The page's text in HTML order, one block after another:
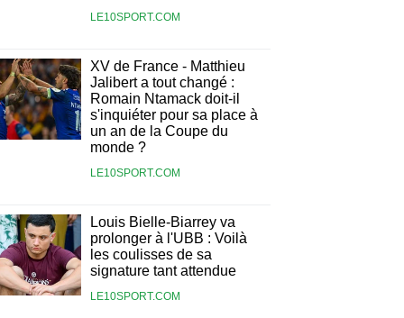
LE10SPORT.COM
XV de France - Matthieu
Jalibert a tout changé :
Romain Ntamack doit-il
s'inquiéter pour sa place à
un an de la Coupe du
monde ?
LE10SPORT.COM
Louis Bielle-Biarrey va
prolonger à l'UBB : Voilà
les coulisses de sa
signature tant attendue
LE10SPORT.COM